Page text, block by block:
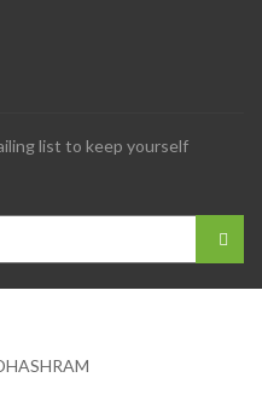
list to keep yourself